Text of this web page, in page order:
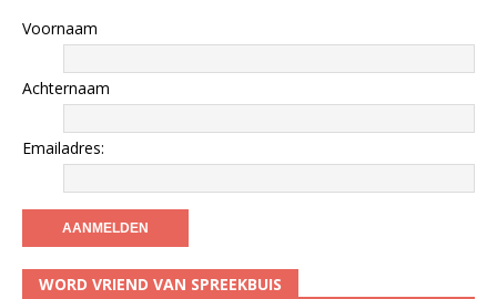
Voornaam
Achternaam
Emailadres:
WORD VRIEND VAN SPREEKBUIS